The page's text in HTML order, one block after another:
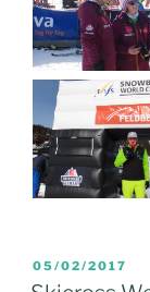
AM
05/02/2017